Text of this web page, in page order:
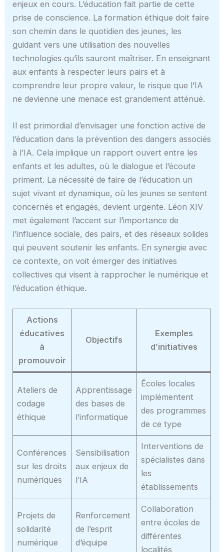
enjeux en cours. L’éducation fait partie de cette
prise de conscience. La formation éthique doit faire
son chemin dans le quotidien des jeunes, les
guidant vers une utilisation des nouvelles
technologies qu’ils sauront maîtriser. En enseignant
aux enfants à respecter leurs pairs et à
comprendre leur propre valeur, le risque que l’IA
ne devienne une menace est grandement atténué.
Il est primordial d’envisager une fonction active de
l’éducation dans la prévention des dangers associés
à l’IA. Cela implique un rapport ouvert entre les
enfants et les adultes, où le dialogue et l’écoute
priment. La nécessité de faire de l’éducation un
sujet vivant et dynamique, où les jeunes se sentent
concernés et engagés, devient urgente. Léon XIV
met également l’accent sur l’importance de
l’influence sociale, des pairs, et des réseaux solides
qui peuvent soutenir les enfants. En synergie avec
ce contexte, on voit émerger des initiatives
collectives qui visent à rapprocher le numérique et
l’éducation éthique.
Actions
éducatives
à
promouvoir
Objectifs
Exemples
d’initiatives
Ateliers de
codage
éthique
Apprentissage
des bases de
l’informatique
Écoles locales
implémentent
des programmes
de ce type
Conférences
sur les droits
numériques
Sensibilisation
aux enjeux de
l’IA
Interventions de
spécialistes dans
les
établissements
Projets de
solidarité
numérique
Renforcement
de l’esprit
d’équipe
Collaboration
entre écoles de
différentes
localités